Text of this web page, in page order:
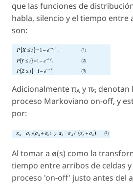
que las funciones de
habla, silencio y el tiempo entre
son:
Adicionalmente πA y πS denotan
proceso Markoviano on-off, y
por:
Al tomar a ø(s) como la
tiempo entre arribos de celdas
proceso 'on-off' justo antes del